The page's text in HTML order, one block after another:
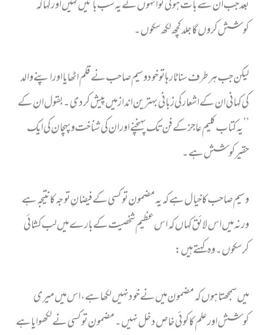
بعد جب ان سے بات ہوئی تو انہوں نے یہ سب باتیں کہیں اور کہا کہ
کوشش کروں گا جلد کچھ لکھ سکوں ۔
لیکن جب ہر طرف سناٹا رہا تو خود وسیم صاحب نے قلم اٹھایا اور اپنے والد
کی کہانی ان کے اشعار کی زبانی بہترین انداز میں پیش کردی ۔ بقول ان کے
’’ یہ کتاب کلیم عاجز کے فن تک پہنچنے اور ان کی شناخت وپہچان کی ایک
حقیر کوشش ہے ۔
وسیم صاحب کا خیال ہے کہ یہ مضمون تو کسی کے فیضانِ توجہ کا نتیجہ ہے
ورنہ میں اس لائق کہاں کہ اس عظیم شخصیت کے بارے میں لب کشائی
کرسکوں۔ وہ کہتے ہیں:
میں سمجھتا ہوں کہ مضمون میں نے خود نہیں لکھا ہے ، اس میں میری
کوشش اور علم کا کوئی خاص دخل نہیں ۔ مضمون تو کسی نے لکھوایا ہے